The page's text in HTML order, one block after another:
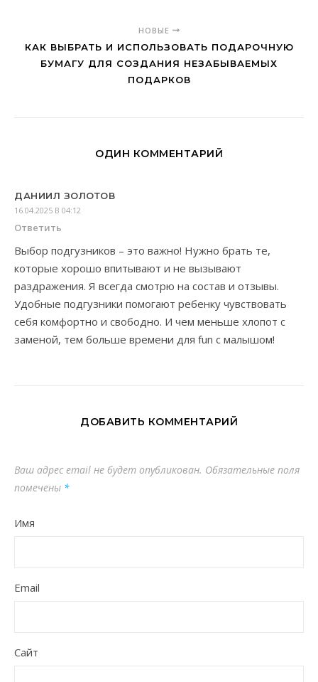
НОВЫЕ
КАК ВЫБРАТЬ И ИСПОЛЬЗОВАТЬ ПОДАРОЧНУЮ
БУМАГУ ДЛЯ СОЗДАНИЯ НЕЗАБЫВАЕМЫХ
ПОДАРКОВ
ОДИН КОММЕНТАРИЙ
ДАНИИЛ ЗОЛОТОВ
16.04.2025 В 04:12
Ответить
Выбор подгузников – это важно! Нужно брать те,
которые хорошо впитывают и не вызывают
раздражения. Я всегда смотрю на состав и отзывы.
Удобные подгузники помогают ребенку чувствовать
себя комфортно и свободно. И чем меньше хлопот с
заменой, тем больше времени для fun с малышом!
ДОБАВИТЬ КОММЕНТАРИЙ
Ваш адрес email не будет опубликован. Обязательные поля
помечены *
Имя
Email
Сайт